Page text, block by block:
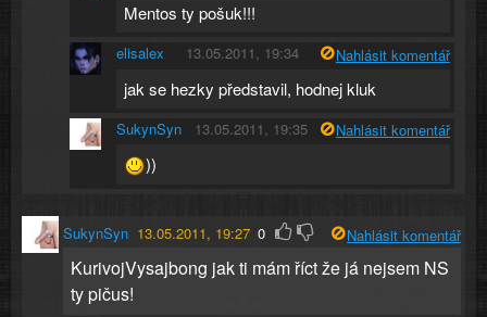
Mentos ty pošuk!!!
elisalex 13.05.2011, 19:34 Nahlásit komentář
jak se hezky představil, hodnej kluk
SukynSyn 13.05.2011, 19:35 Nahlásit komentář
))
SukynSyn 13.05.2011, 19:27 0 Nahlásit komentář
KurivojVysajbong jak ti mám říct že já nejsem NS
ty pičus!